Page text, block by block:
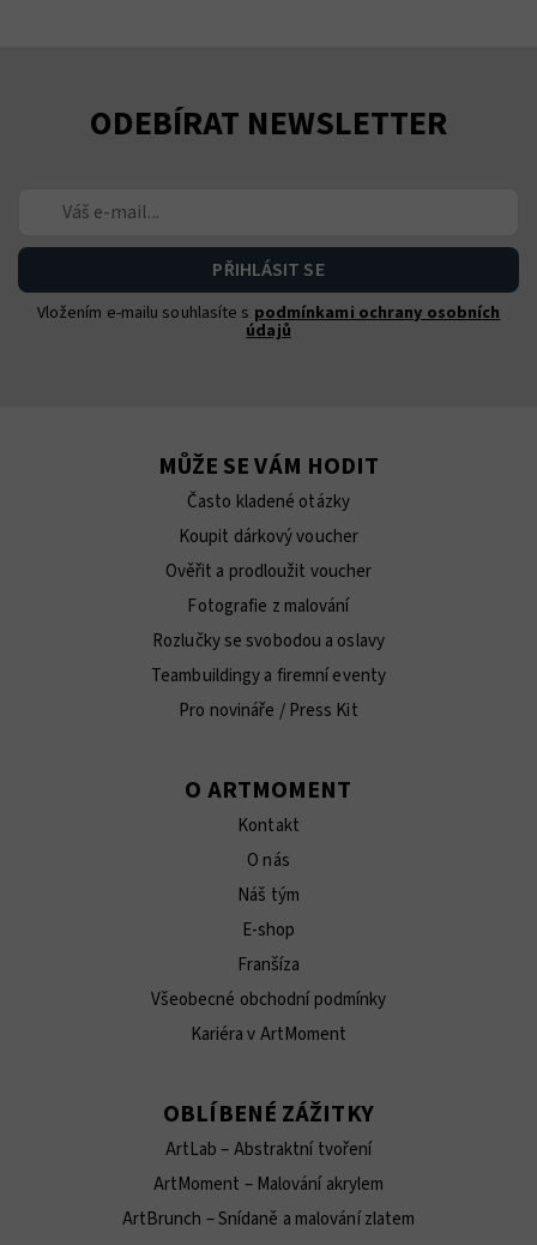
ODEBÍRAT NEWSLETTER
Vložením e-mailu souhlasíte s podmínkami ochrany osobních
údajů
MŮŽE SE VÁM HODIT
Často kladené otázky
Koupit dárkový voucher
Ověřit a prodloužit voucher
Fotografie z malování
Rozlučky se svobodou a oslavy
Teambuildingy a firemní eventy
Pro novináře / Press Kit
O ARTMOMENT
Kontakt
O nás
Náš tým
E-shop
Franšíza
Všeobecné obchodní podmínky
Kariéra v ArtMoment
OBLÍBENÉ ZÁŽITKY
ArtLab – Abstraktní tvoření
ArtMoment – Malování akrylem
ArtBrunch – Snídaně a malování zlatem